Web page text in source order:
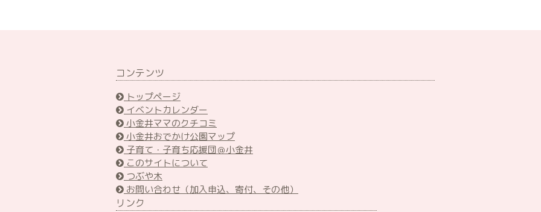
コンテンツ
トップページ
イベントカレンダー
小金井ママのクチコミ
小金井おでかけ公園マップ
子育て・子育ち応援団＠小金井
このサイトについて
つぶや木
お問い合わせ（加入申込、寄付、その他）
リンク